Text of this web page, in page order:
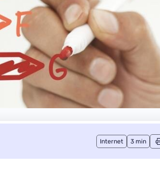
Internet 3 min